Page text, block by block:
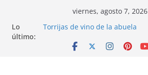
contenido
viernes, agosto 7, 2026
Lo
último:
Torrijas de vino de la abuela
Bandeja de pescaíto frito